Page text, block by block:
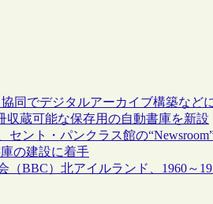
同でデジタルアーカイブ構築など
収蔵可能な保存用の自動書庫を新設
セント・パンクラス館の
の建設に着手
（BBC）北アイルランド、1960～